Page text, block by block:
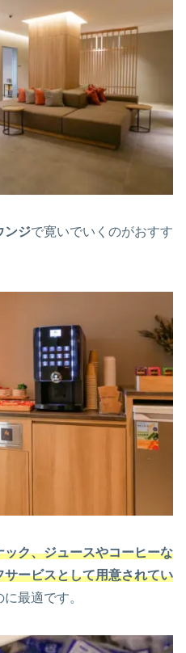
ンジで寛いでいくのがおすす
ック、ジュースやコーヒーな
ービスとして用意されてい
最適です。